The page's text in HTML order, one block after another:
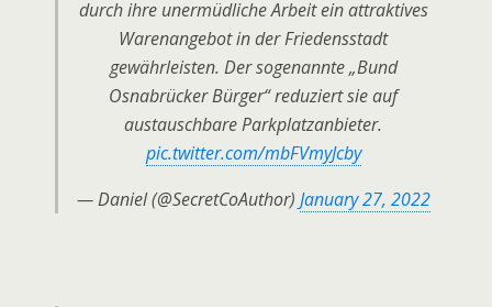
durch ihre unermüdliche Arbeit ein attraktives
Warenangebot in der Friedensstadt
gewährleisten. Der sogenannte „Bund
Osnabrücker Bürger“ reduziert sie auf
austauschbare Parkplatzanbieter.
pic.twitter.com/mbFVmyJcby
— Daniel (@SecretCoAuthor) January 27, 2022